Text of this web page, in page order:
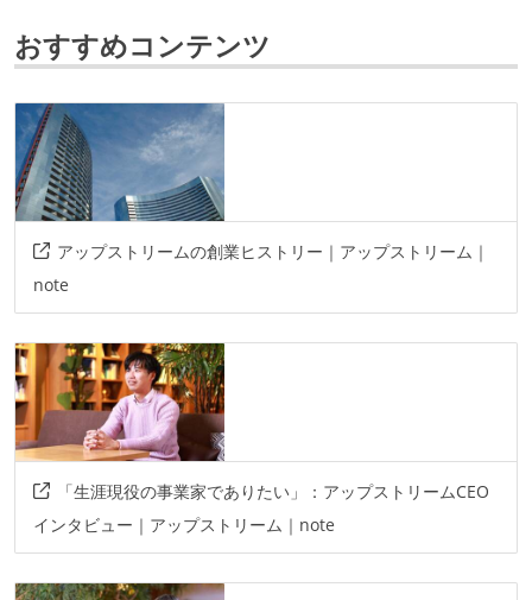
ソースコード管理
git
プロジェクト管理
github
情報共有ツール
slack
その他
aws
その他、現場で使われている技術
言語
ruby
swift kotlin typescript
フレームワーク
おすすめコンテンツ
アップストリームの創業ヒストリー｜アップストリーム｜
note
「生涯現役の事業家でありたい」：アップストリームCEO
インタビュー｜アップストリーム｜note